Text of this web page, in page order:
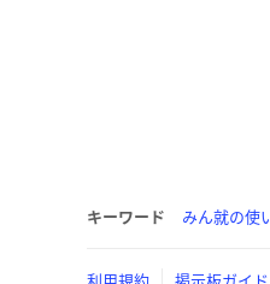
キーワード みん就の使